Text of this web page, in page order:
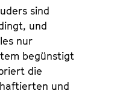
sind
und
nur
begünstigt
die
und